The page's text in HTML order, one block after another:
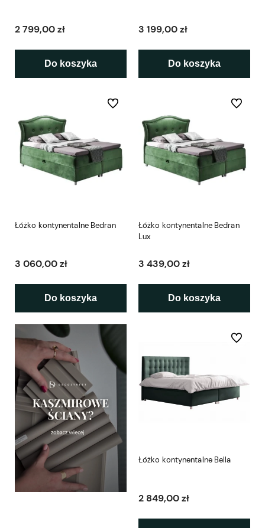
2 799,00 zł
Do koszyka
3 199,00 zł
Do koszyka
Łóżko kontynentalne Bedran
3 060,00 zł
Do koszyka
Do ulubionych
Łóżko kontynentalne Bedran
Lux
3 439,00 zł
Do koszyka
Do
Łóżko kontynentalne Bella
2 849,00 zł
Do